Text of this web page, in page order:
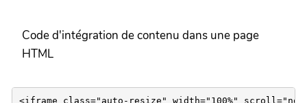
Code d'intégration de contenu dans une page
HTML